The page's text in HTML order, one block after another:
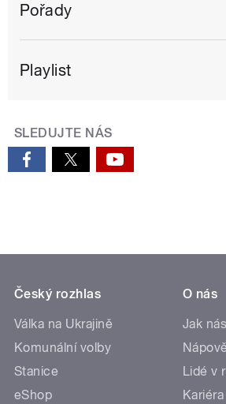
Pořady
Playlist
SLEDUJTE NÁS
Český rozhlas
Válka na Ukrajině
Komunální volby
Stanice
eShop
O nás
Jak
Lidé v
Kariéra